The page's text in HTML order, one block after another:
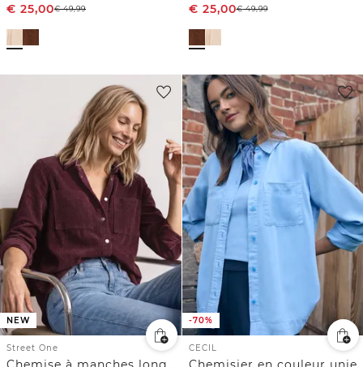
€ 25,00€49,99
€ 25,00€49,99
NEW
Street One
-70%
CECIL